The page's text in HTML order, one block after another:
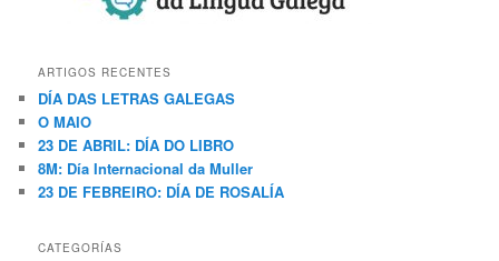
ARTIGOS RECENTES
DÍA DAS LETRAS GALEGAS
O MAIO
23 DE ABRIL: DÍA DO LIBRO
8M: Día Internacional da Muller
23 DE FEBREIRO: DÍA DE ROSALÍA
CATEGORÍAS